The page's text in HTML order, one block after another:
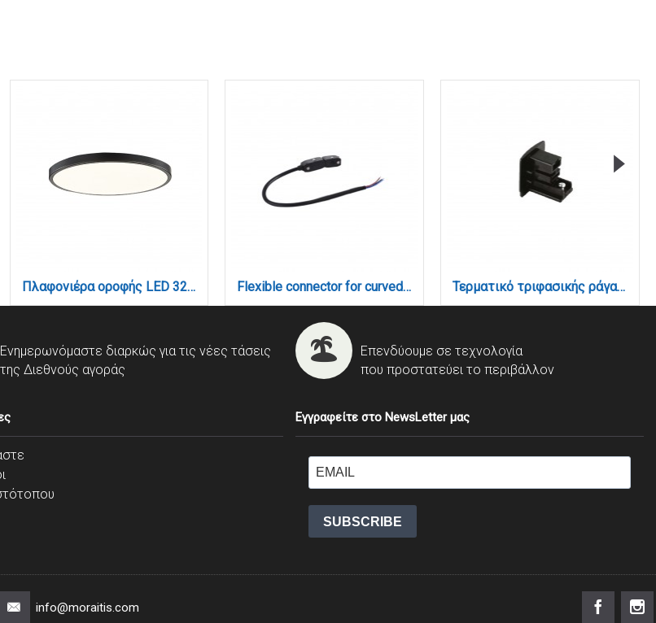
Πλαφονιέρα οροφής LED 32W 3CCT (by switch on base) σε μαύρη απόχρωση D:40x2,5cm (42036-C-Black) Flexible connector for curved magnetic track 48volt to power (TC034) Τερματικό τριφασικής ράγας (TC040-Black)
Ενημερωνόμαστε διαρκώς για τις νέες τάσεις
της Διεθνούς αγοράς
Επενδύουμε σε τεχνολογία
που προστατεύει το περιβάλλον
Εγγραφείτε στο NewsLetter μας
SUBSCRIBE
info@moraitis.com